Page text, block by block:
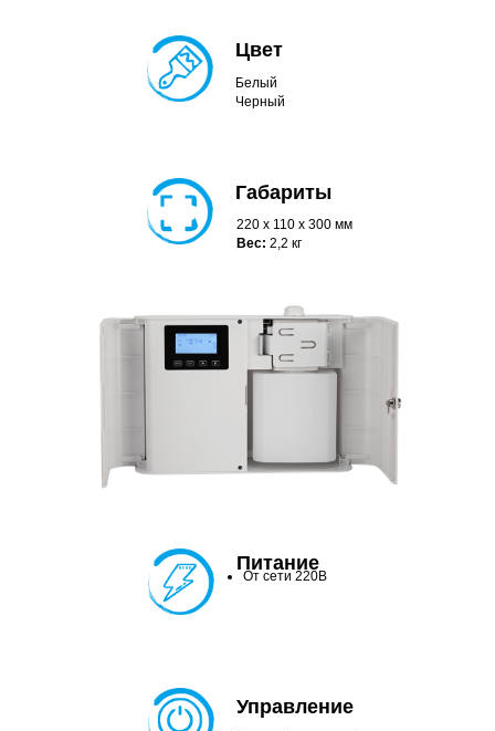
Белый
Черный
220 х 110 x 300 мм
Вес: 2,2 кг
Цвет
Габариты
Питание
От сети 220В
Управление